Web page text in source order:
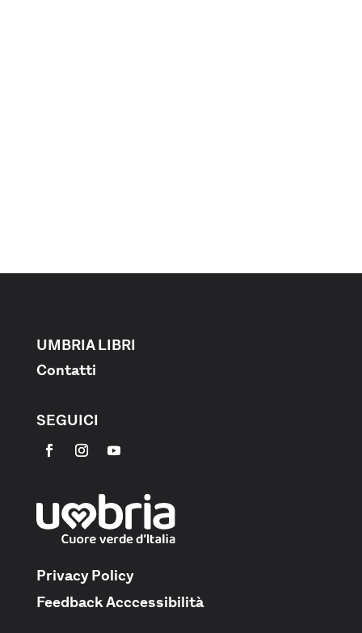
UMBRIA LIBRI
Contatti
SEGUICI
Privacy Policy
Feedback Acccessibilità